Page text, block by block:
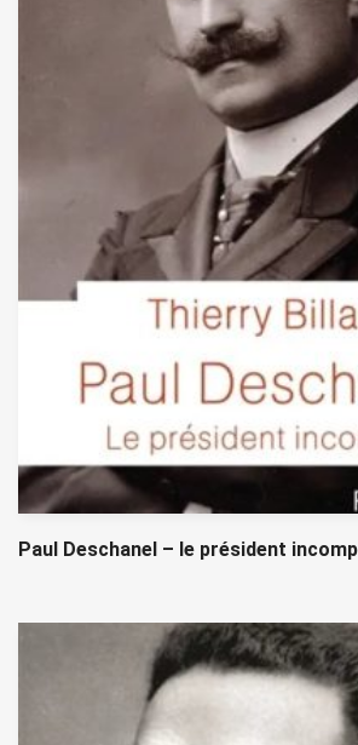
Paul Deschanel – le président